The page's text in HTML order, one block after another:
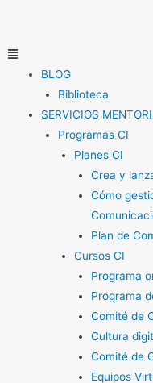
contenido
Menú
BLOG
Biblioteca
SERVICIOS
Programas CI
Planes CI
Crea y
Cómo
Plan de
Cursos CI
Programa
Programa
Comité de
Cultura
Comité de
Equipos